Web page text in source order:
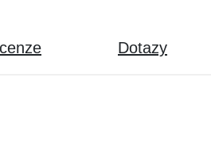
Dotazy